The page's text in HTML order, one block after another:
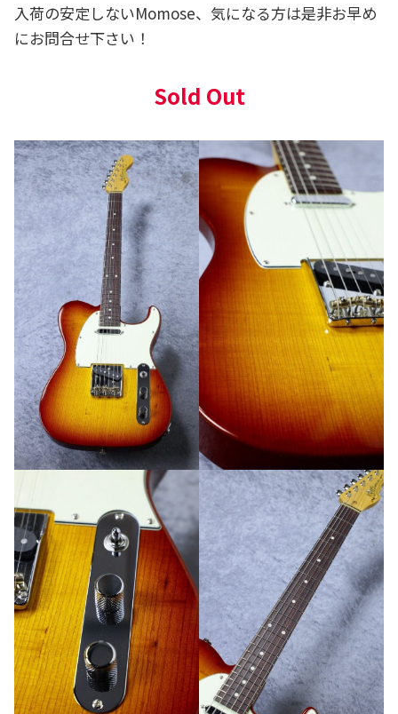
入荷の安定しないMomose、気になる方は是非お早め
にお問合せ下さい！
Sold Out